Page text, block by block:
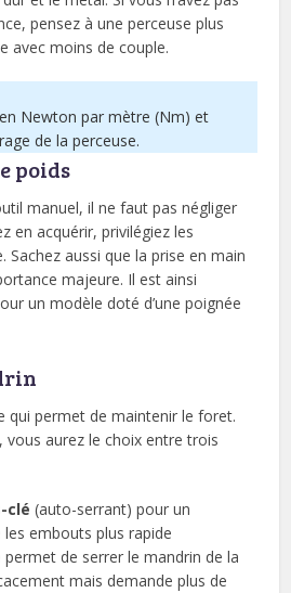
pensez à une perceuse plus
avec moins de couple.
Newton par mètre (Nm) et
de la perceuse.
poids
manuel, il ne faut pas négliger
en acquérir, privilégiez les
Sachez aussi que la prise en main
majeure. Il est ainsi
un modèle doté d’une poignée
qui permet de maintenir le foret.
vous aurez le choix entre trois
clé (auto-serrant) pour un
embouts plus rapide
permet de serrer le mandrin de la
mais demande plus de